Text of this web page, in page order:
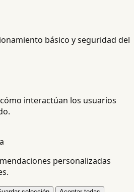
básico y seguridad del
interactúan los usuarios
personalizadas